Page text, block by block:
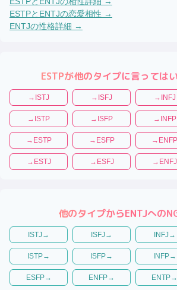
ESTPと ENTJの恋愛相性 →
ENTJの性格詳細 →
ESTPが他のタイプに言っては
→ ISTJ → ISFJ → INFJ
→ ISTP → ISFP → INFP
→ ESTP → ESFP → ENFP
→ ESTJ → ESFJ → ENFJ
他のタイプからENTJへの
ISTJ → ISFJ → INFJ →
ISTP→ ISFP→ INFP→
ESFP→ ENFP→ ENTP→